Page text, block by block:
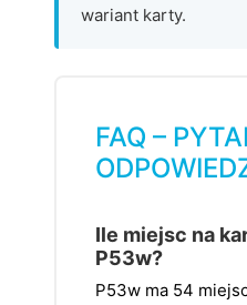
wariant karty.
FAQ –
Ile miejsc na
P53w?
P53w ma 54